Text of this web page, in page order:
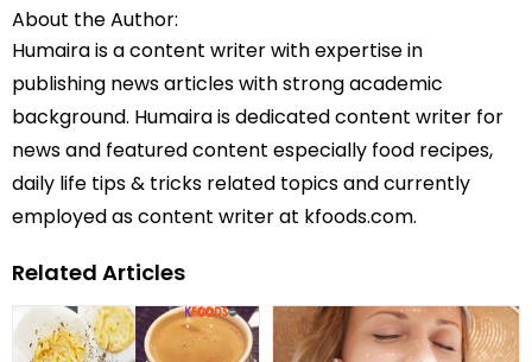
About the Author:
Humaira is a content writer with expertise in
publishing news articles with strong academic
background. Humaira is dedicated content writer for
news and featured content especially food recipes,
daily life tips & tricks related topics and currently
employed as content writer at kfoods.com.
Related Articles